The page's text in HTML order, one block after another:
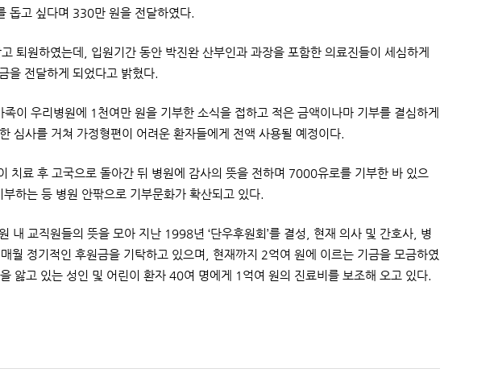
돕고 싶다며 330만 원을 전달하였다.
퇴원하였는데, 입원기간 동안 박진완 산부인과 과장을 포함한 의료진들이 세심하게
을 전달하게 되었다고 밝혔다.
이 우리병원에 1천여만 원을 기부한 소식을 접하고 적은 금액이나마 기부를 결심하게
심사를 거쳐 가정형편이 어려운 환자들에게 전액 사용될 예정이다.
치료 후 고국으로 돌아간 뒤 병원에 감사의 뜻을 전하며 7000유로를 기부한 바 있으
하는 등 병원 안팎으로 기부문화가 확산되고 있다.
내 교직원들의 뜻을 모아 지난 1998년 ‘단우후원회’를 결성, 현재 의사 및 간호사, 병
월 정기적인 후원금을 기탁하고 있으며, 현재까지 2억여 원에 이르는 기금을 모금하였
앓고 있는 성인 및 어린이 환자 40여 명에게 1억여 원의 진료비를 보조해 오고 있다.